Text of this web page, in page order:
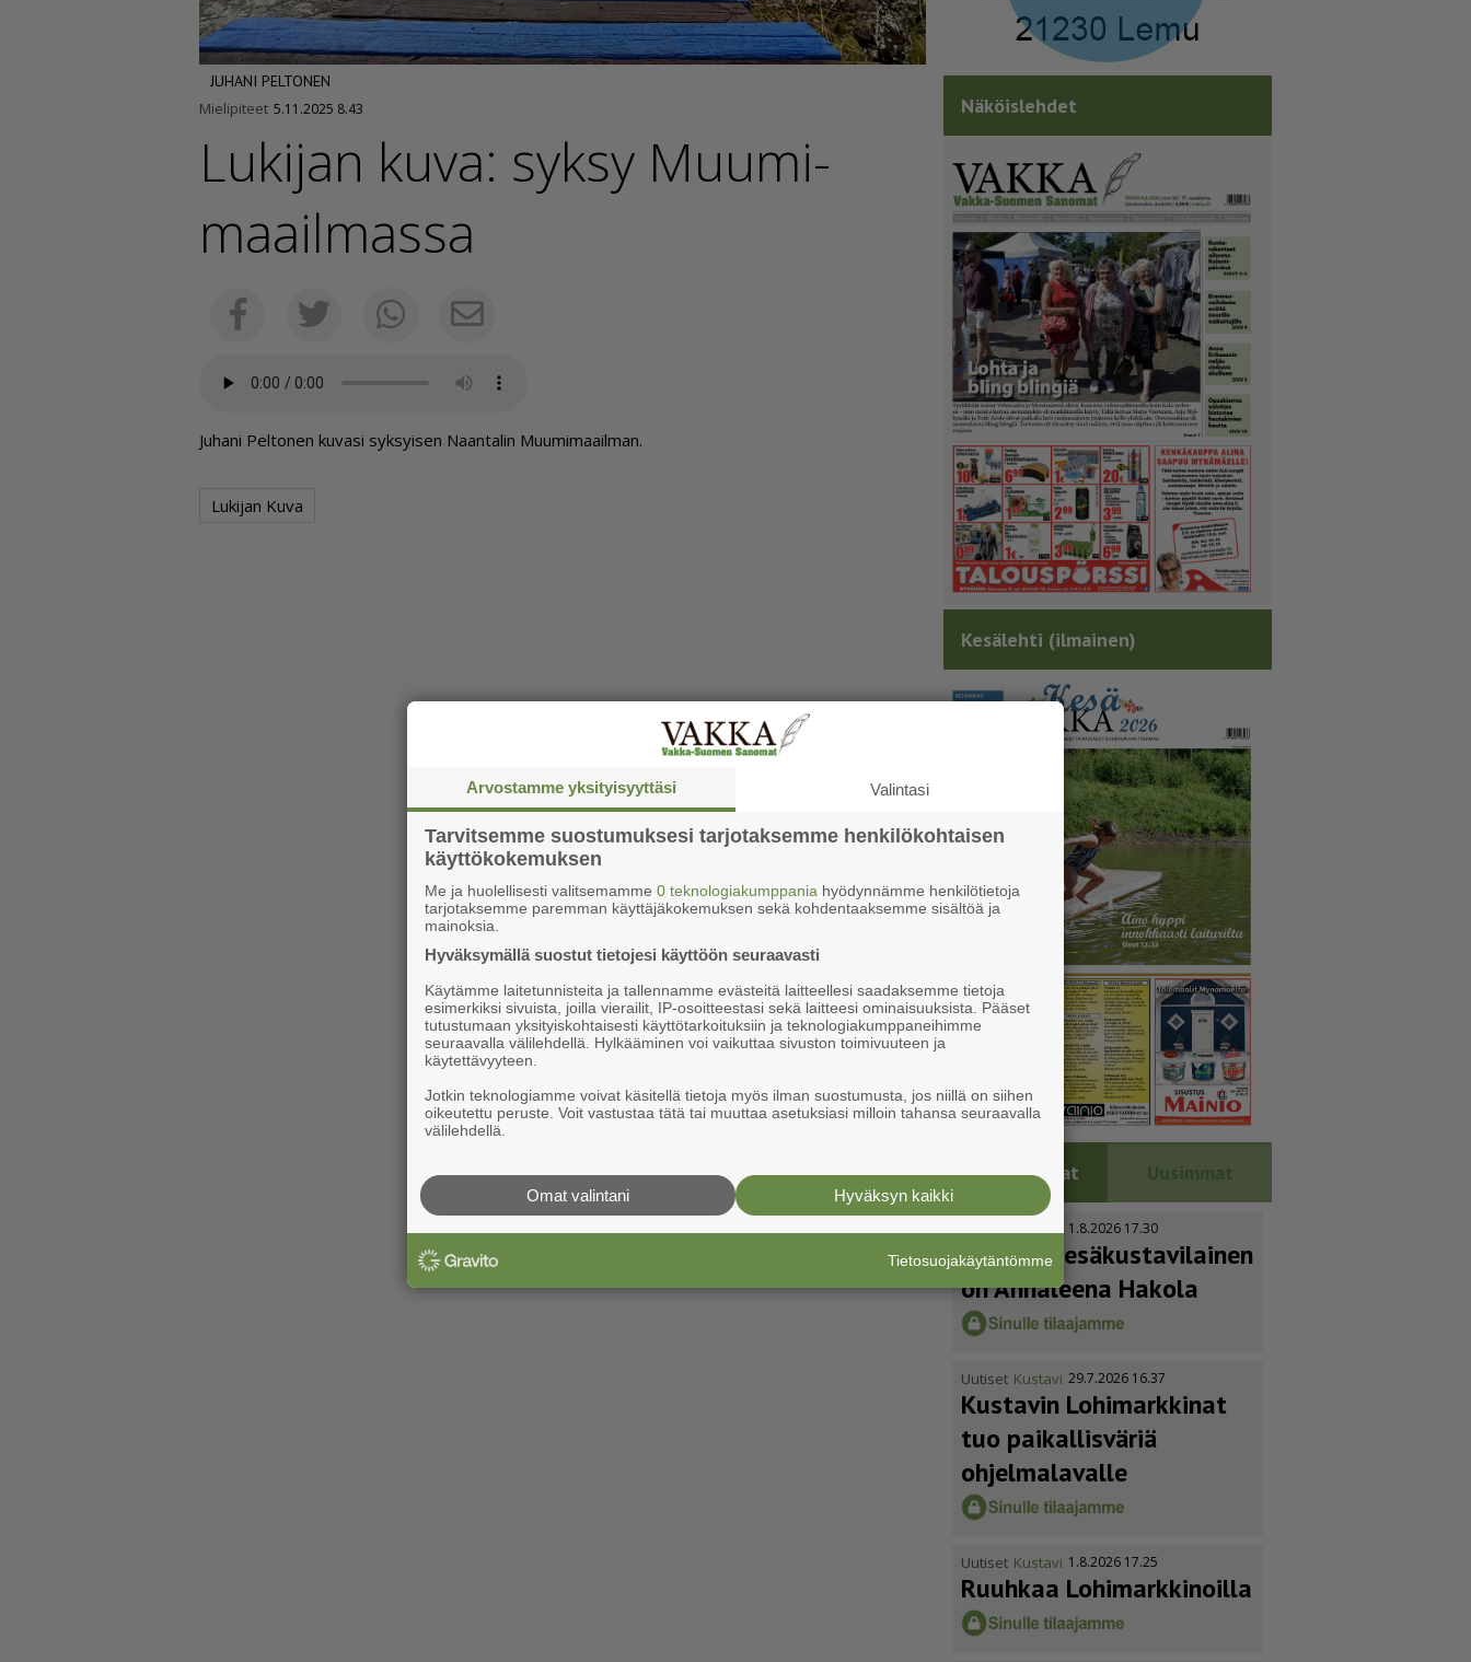
JUHANI PELTONEN
Mielipiteet 5.11.2025 8.43
Lukijan kuva: syksy Muumi­
maa­il­massa
FacebookTwitterWhatsappSähköposti
Ju­ha­ni Pel­to­nen ku­va­si syk­syi­sen Naan­ta­lin Muu­mi­maa­il­man.
Lukijan Kuva
Näköislehdet
Kesälehti (ilmainen)
Luetuimmat Uusimmat
Uutiset Kustavi 1.8.2026 17.30
Vuoden kesäkus­ta­vi­lainen
on Annaleena Hakola
Uutiset Kustavi 29.7.2026 16.37
Kustavin Lohimarkkinat
tuo paikallisväriä
ohjelmalavalle
Uutiset Kustavi 1.8.2026 17.25
Ruuhkaa Lohimark­ki­noilla
Arvostamme yksityisyyttäsi Valintasi
Tarvitsemme suostumuksesi tarjotaksemme henkilökohtaisen
käyttökokemuksen
Me ja huolellisesti valitsemamme 0 teknologiakumppania hyödynnämme henkilötietoja
tarjotaksemme paremman käyttäjäkokemuksen sekä kohdentaaksemme sisältöä ja
mainoksia.
Hyväksymällä suostut tietojesi käyttöön seuraavasti
Käytämme laitetunnisteita ja tallennamme evästeitä laitteellesi saadaksemme tietoja
esimerkiksi sivuista, joilla vierailit, IP-osoitteestasi sekä laitteesi ominaisuuksista. Pääset
tutustumaan yksityiskohtaisesti käyttötarkoituksiin ja teknologiakumppaneihimme
seuraavalla välilehdellä. Hylkääminen voi vaikuttaa sivuston toimivuuteen ja
käytettävyyteen.
Jotkin teknologiamme voivat käsitellä tietoja myös ilman suostumusta, jos niillä on siihen
oikeutettu peruste. Voit vastustaa tätä tai muuttaa asetuksiasi milloin tahansa seuraavalla
välilehdellä.
Hyväksyn kaikki
Omat valintani
Tietosuojakäytäntömme